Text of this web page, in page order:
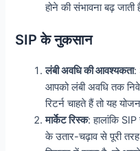
होने की संभावना बढ़ जाती
SIP के नुकसान
लंबी अवधि की आवश्यकता:
आपको लंबी अवधि तक
रिटर्न चाहते हैं तो यह
मार्केट रिस्क: हालांकि
के उतार-चढ़ाव से पूरी तरह